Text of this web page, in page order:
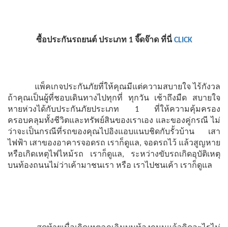
ซื้อประกันรถยนต์ ประเภท 1 จี๊ดจ๊าด ที่นี่CLICK
แพ็คเกจประกันภัยที่ให้คุณมีแต่ความสบายใจ ไร้กังวล
ถ้าคุณเป็นผู้ที่ชอบเดินทางไปทุกที่ ทุกวัน เช้าถึงมืด สบายใจ
หายห่วงได้กับประกันภัยประเภท 1 ที่ให้ความคุ้มครอง
ครอบคลุมทั้งชีวิตและทรัพย์สินของเราเอง และของคู่กรณี ไม่
ว่าจะเป็นกรณีที่รถของคุณไปอิงแอบแนบชิดกับรั้วบ้าน เสา
ไฟฟ้า เสาของอาคารจอดรถ เราก็ดูแล, จอดรถไว้ แล้วสูญหาย
หรือเกิดเหตุไฟไหม้รถ เราก็ดูแล, ระหว่างขับรถเกิดอุบัติเหตุ
บนท้องถนนไม่ว่าเค้ามาชนเรา หรือ เราไปชนเค้า เราก็ดูแล